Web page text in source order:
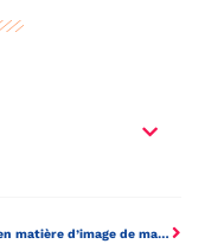
Conseils en matière d’image de marque pour votre entreprise à domicile